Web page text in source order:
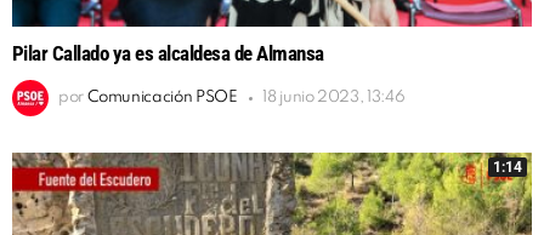
Pilar Callado ya es alcaldesa de Almansa
por Comunicación PSOE 18 junio 2023, 13:46
1:14